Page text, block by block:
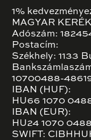
1%
MAGYAR
Adószám:
Postacím:
Székhely: 1133
10700488-
IBAN (HUF):
HU66 1070
IBAN (EUR):
HU24 1070
SWIFT: